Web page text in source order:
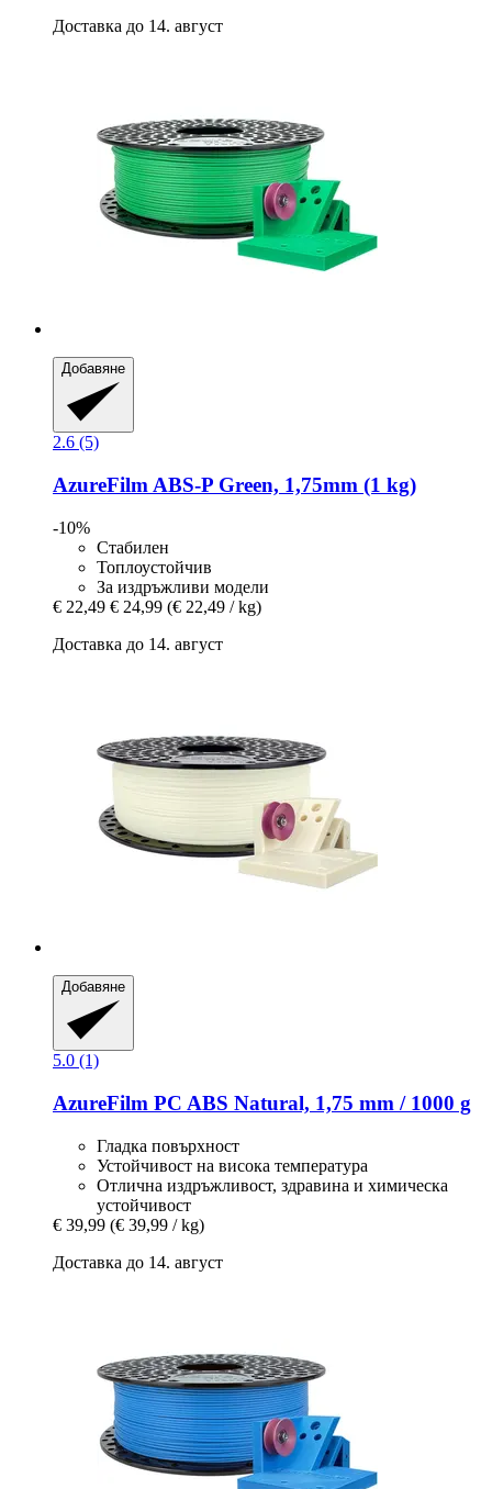
Доставка до 14. август
Добавяне
2.6 (5)
AzureFilmABS-​P Green, 1,75mm (1 kg)
-10%
Стабилен
Топлоустойчив
За издръжливи модели
€ 22,49 € 24,99 (€ 22,49 / kg)
Доставка до 14. август
Добавяне
5.0 (1)
AzureFilm PC ABS Natural, 1,75 mm / 1000 g
Гладка повърхност
Устойчивост на висока температура
Отлична издръжливост, здравина и химическа
устойчивост
€ 39,99 (€ 39,99 / kg)
Доставка до 14. август